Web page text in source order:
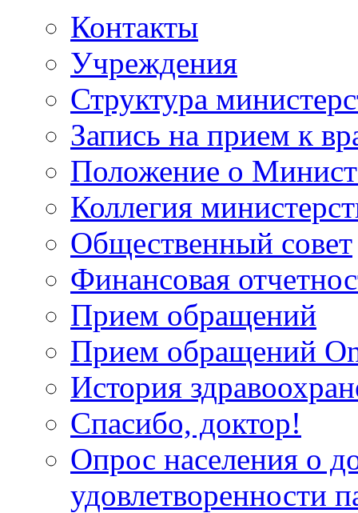
Контакты
Учреждения
Структура
Запись на прием к
Положение о
Коллегия
Общественный совет
Финансовая
Прием обращений
Прием обращений
История
Спасибо, доктор!
Опрос населения о
удовлетворенности